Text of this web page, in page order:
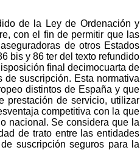
de la Ley de Ordenación y
con el fin de permitir que las
de otros Estados
bis y 86 ter del texto refundido
final decimocuarta de
suscripción. Esta normativa
distintos de España y que
prestación de servicio, utilizar
competitiva con la que
nacional. Se considera que la
de trato entre las entidades
suscripción seguros para la